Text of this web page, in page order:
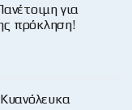
για
πρόκληση!